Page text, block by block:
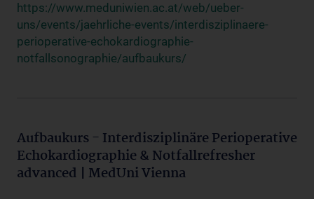
https://www.meduniwien.ac.at/web/ueber-
uns/events/jaehrliche-events/interdisziplinaere-
perioperative-echokardiographie-
notfallsonographie/aufbaukurs/
Aufbaukurs - Interdisziplinäre Perioperative
Echokardiographie & Notfallrefresher
advanced | MedUni Vienna